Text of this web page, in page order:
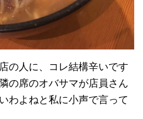
の人に、コレ結構辛いです
の席のオバサマが店員さん
わよねと私に小声で言って